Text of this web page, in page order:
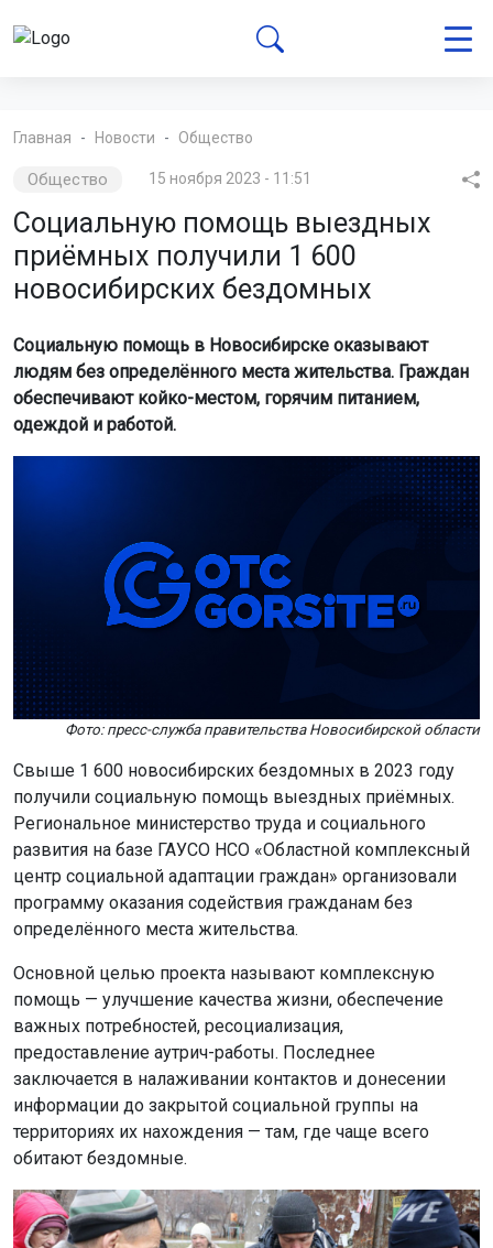
Главная Новости Общество
Общество 15 ноября 2023 - 11:51
Социальную помощь выездных
приёмных получили 1 600
новосибирских бездомных
Социальную помощь в Новосибирске оказывают
людям без определённого места жительства. Граждан
обеспечивают койко-местом, горячим питанием,
одеждой и работой.
Фото: пресс-служба правительства Новосибирской области
Свыше 1 600 новосибирских бездомных в 2023 году
получили социальную помощь выездных приёмных.
Региональное министерство труда и социального
развития на базе ГАУСО НСО «Областной комплексный
центр социальной адаптации граждан» организовали
программу оказания содействия гражданам без
определённого места жительства.
Основной целью проекта называют комплексную
помощь — улучшение качества жизни, обеспечение
важных потребностей, ресоциализация,
предоставление аутрич-работы. Последнее
заключается в налаживании контактов и донесении
информации до закрытой социальной группы на
территориях их нахождения — там, где чаще всего
обитают бездомные.